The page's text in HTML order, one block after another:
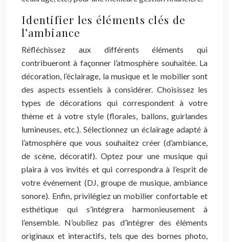
Identifier les éléments clés de
l’ambiance
Réfléchissez aux différents éléments qui
contribueront à façonner l’atmosphère souhaitée. La
décoration, l’éclairage, la musique et le mobilier sont
des aspects essentiels à considérer. Choisissez les
types de décorations qui correspondent à votre
thème et à votre style (florales, ballons, guirlandes
lumineuses, etc.). Sélectionnez un éclairage adapté à
l’atmosphère que vous souhaitez créer (d’ambiance,
de scène, décoratif). Optez pour une musique qui
plaira à vos invités et qui correspondra à l’esprit de
votre événement (DJ, groupe de musique, ambiance
sonore). Enfin, privilégiez un mobilier confortable et
esthétique qui s’intégrera harmonieusement à
l’ensemble. N’oubliez pas d’intégrer des éléments
originaux et interactifs, tels que des bornes photo,